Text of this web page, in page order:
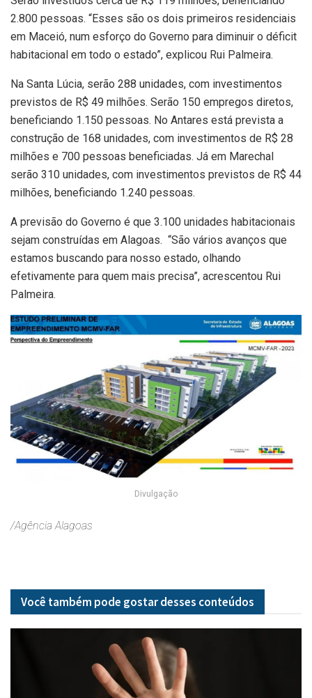
2.800 pessoas. “Esses são os dois primeiros residenciais
em Maceió, num esforço do Governo para diminuir o déficit
habitacional em todo o estado”, explicou Rui Palmeira.
Na Santa Lúcia, serão 288 unidades, com investimentos
previstos de R$ 49 milhões. Serão 150 empregos diretos,
beneficiando 1.150 pessoas. No Antares está prevista a
construção de 168 unidades, com investimentos de R$ 28
milhões e 700 pessoas beneficiadas. Já em Marechal
serão 310 unidades, com investimentos previstos de R$ 44
milhões, beneficiando 1.240 pessoas.
A previsão do Governo é que 3.100 unidades habitacionais
sejam construídas em Alagoas. “São vários avanços que
estamos buscando para nosso estado, olhando
efetivamente para quem mais precisa”, acrescentou Rui
Palmeira.
Divulgação
/Agência Alagoas
Você também pode gostar desses conteúdos